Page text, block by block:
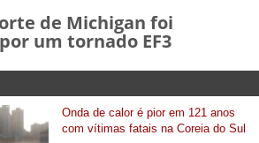
de Michigan foi
um tornado EF3
Onda de calor é pior em 121 anos
com vítimas fatais na Coreia do Sul